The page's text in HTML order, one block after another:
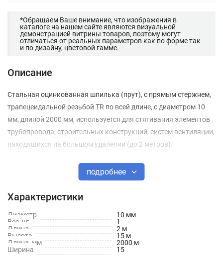
*Обращаем Ваше внимание, что изображения в
каталоге на нашем сайте являются визуальной
демонстрацией витрины товаров, поэтому могут
отличаться от реальных параметров как по форме так
и по дизайну, цветовой гамме.
Описание
Стальная оцинкованная шпилька (прут), с прямым стержнем,
трапецеидальной резьбой TR по всей длине, с диаметром 10
мм, длиной 2000 мм, используется для стягивания элементов
трубопровода, строительных конструкций, систем вентиляции,
находящихся на большом удалении (до 2 метров).
подробнее
Характеристики
Диаметр
10 мм
Вес, кг
1
Длина
2 м
Высота
15 м
Длина, мм
2000 м
Ширина
15